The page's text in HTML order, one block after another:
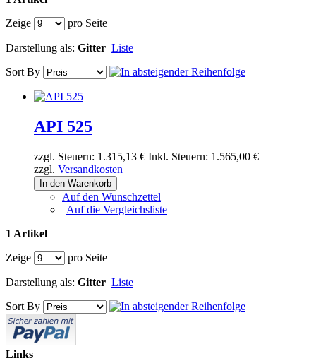
Zeige
pro Seite
Darstellung als: Gitter Liste
Sort By
API 525
zzgl. Steuern: 1.315,13 € Inkl. Steuern: 1.565,00 €
zzgl. Versandkosten
In den Warenkorb
Auf den Wunschzettel
| Auf die Vergleichsliste
1 Artikel
Zeige
pro Seite
Darstellung als: Gitter Liste
Sort By
Links